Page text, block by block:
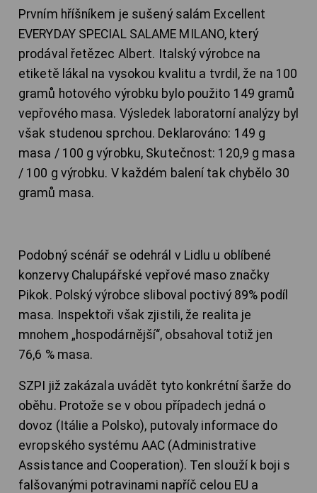
Prvním hříšníkem je sušený salám Excellent
EVERYDAY SPECIAL SALAME MILANO, který
prodával řetězec Albert. Italský výrobce na
etiketě lákal na vysokou kvalitu a tvrdil, že na 100
gramů hotového výrobku bylo použito 149 gramů
vepřového masa. Výsledek laboratorní analýzy byl
však studenou sprchou. Deklarováno: 149 g
masa / 100 g výrobku, Skutečnost: 120,9 g masa
/ 100 g výrobku. V každém balení tak chybělo 30
gramů masa.
Podobný scénář se odehrál v Lidlu u oblíbené
konzervy Chalupářské vepřové maso značky
Pikok. Polský výrobce sliboval poctivý 89% podíl
masa. Inspektoři však zjistili, že realita je
mnohem „hospodárnější“, obsahoval totiž jen
76,6 % masa.
SZPI již zakázala uvádět tyto konkrétní šarže do
oběhu. Protože se v obou případech jedná o
dovoz (Itálie a Polsko), putovaly informace do
evropského systému AAC (Administrative
Assistance and Cooperation). Ten slouží k boji s
falšovanými potravinami napříč celou EU a